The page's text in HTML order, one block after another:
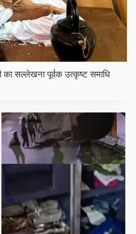
का सल्लेखना पूर्वक उत्कृष्ट समाधि